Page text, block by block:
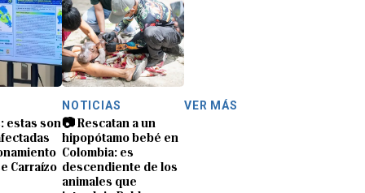
estas son
Carraízo
NOTICIAS
📷 Rescatan a un
hipopótamo bebé en
Colombia: es
descendiente de los
animales que
VER MÁS